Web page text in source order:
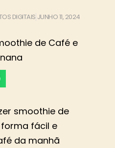
DIGITAIS JUNHO 11, 2024
smoothie de
fácil e
da manhã